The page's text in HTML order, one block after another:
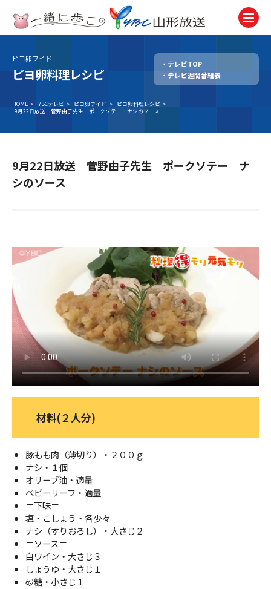
テレビ
TV
ラジオ
Radio
試写会・プレゼント
Present
ＹＢＣオンデマンド
やまがた情熱市場
ピヨ卵ワイド
ピヨ卵料理レシピ
テレビTOP
テレビ週間番組表
HOME > YBCテレビ > ピヨ卵ワイド > ピヨ卵料理レシピ >
9月22日放送 菅野由子先生 ポークソテー ナシのソース
9月22日放送 菅野由子先生 ポークソテー ナ
シのソース
材料(２人分)
豚もも肉（薄切り）・２００ｇ
ナシ・１個
オリーブ油・適量
ベビーリーフ・適量
＝下味＝
塩・こしょう・各少々
ナシ（すりおろし）・大さじ２
＝ソース＝
白ワイン・大さじ３
しょうゆ・大さじ１
砂糖・小さじ１